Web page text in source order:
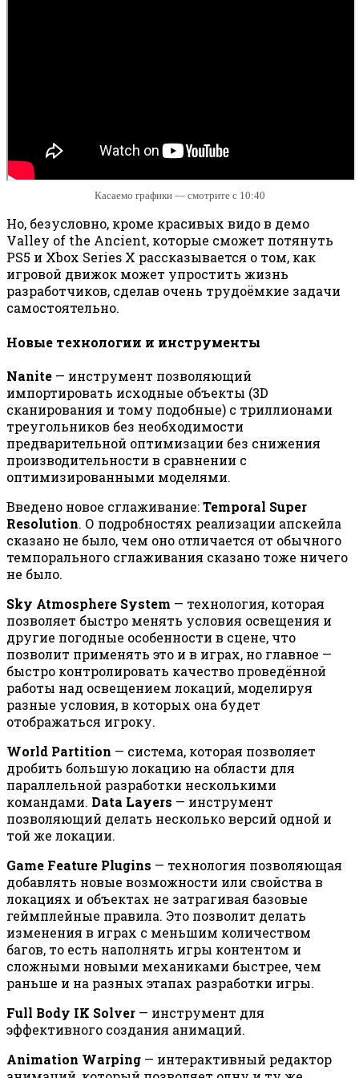
Касаемо графики — смотрите с 10:40
Но, безусловно, кроме красивых видо в демо
Valley of the Ancient, которые сможет потянуть
PS5 и Xbox Series X рассказывается о том, как
игровой движок может упростить жизнь
разработчиков, сделав очень трудоёмкие задачи
самостоятельно.
Новые технологии и инструменты
Nanite — инструмент позволяющий
импортировать исходные объекты (3D
сканирования и тому подобные) с триллионами
треугольников без необходимости
предварительной оптимизации без снижения
производительности в сравнении с
оптимизированными моделями.
Введено новое сглаживание:Temporal Super
Resolution. О подробностях реализации апскейла
сказано не было, чем оно отличается от обычного
темпорального сглаживания сказано тоже ничего
не было.
Sky Atmosphere System — технология, которая
позволяет быстро менять условия освещения и
другие погодные особенности в сцене, что
позволит применять это и в играх, но главное —
быстро контролировать качество проведённой
работы над освещением локаций, моделируя
разные условия, в которых она будет
отображаться игроку.
World Partition — система, которая позволяет
дробить большую локацию на области для
параллельной разработки несколькими
командами. Data Layers — инструмент
позволяющий делать несколько версий одной и
той же локации.
Game Feature Plugins — технология позволяющая
добавлять новые возможности или свойства в
локациях и объектах не затрагивая базовые
геймплейные правила. Это позволит делать
изменения в играх с меньшим количеством
багов, то есть наполнять игры контентом и
сложными новыми механиками быстрее, чем
раньше и на разных этапах разработки игры.
Full Body IK Solver — инструмент для
эффективного создания анимаций.
Animation Warping — интерактивный редактор